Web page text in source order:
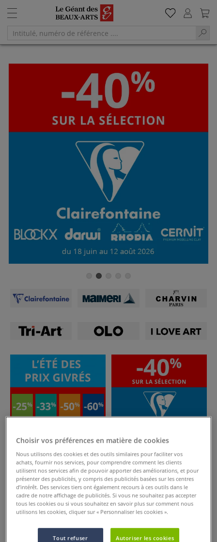
Choisir vos préférences en matière de cookies
Nous utilisons des cookies et des outils similaires pour faciliter vos
achats, fournir nos services, pour comprendre comment les clients
utilisent nos services afin de pouvoir apporter des améliorations, et pour
présenter des publicités, y compris des publicités basées sur les centres
d’intérêt. Des services tiers ont également recours à ces outils dans le
cadre de notre affichage de publicités. Si vous ne souhaitez pas accepter
tous les cookies ou si vous souhaitez en savoir plus sur comment nous
utilisons les cookies, cliquer sur « Personnaliser les cookies ».
Tout refuser Autoriser les cookies